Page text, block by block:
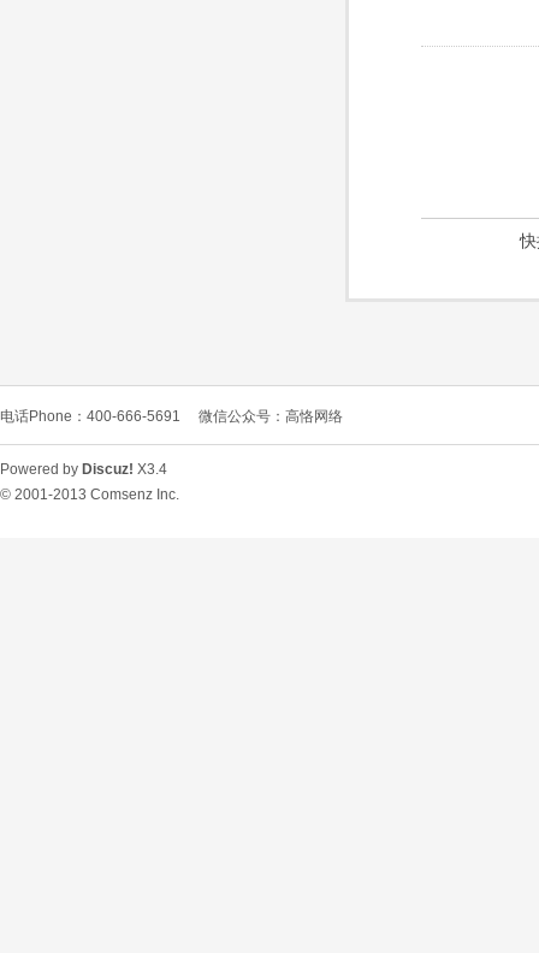
电话Phone：400-666-5691 微信公众号：高恪网络
Powered by Discuz! X3.4
© 2001-2013 Comsenz Inc.